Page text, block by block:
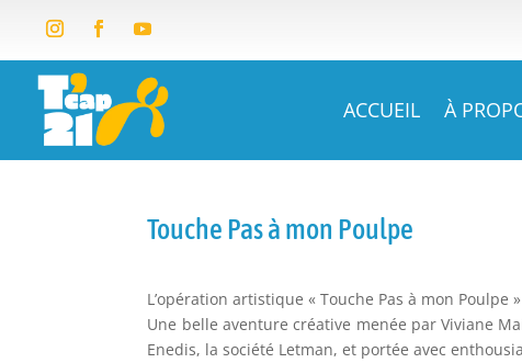
ACCUEIL À
Touche Pas à mon Poulpe
L’opération artistique « Touche Pas à mon Poulpe
Une belle aventure créative menée par Viviane
Enedis, la société Letman, et portée avec